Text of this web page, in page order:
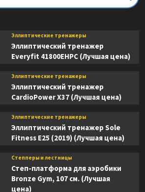
Эллиптические тренажеры
Эллиптический тренажер
Everyfit 41800EHPC (Лучшая цена)
Эллиптические тренажеры
Эллиптический тренажер
CardioPower X37 (Лучшая цена)
Эллиптические тренажеры
Эллиптический тренажер Sole
Fitness E25 (2019) (Лучшая цена)
Степперы и лестницы
Степ-платформа для аэробики
Bronze Gym, 107 см. (Лучшая
цена)